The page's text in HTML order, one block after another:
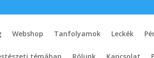
Webshop Tanfolyamok Leckék